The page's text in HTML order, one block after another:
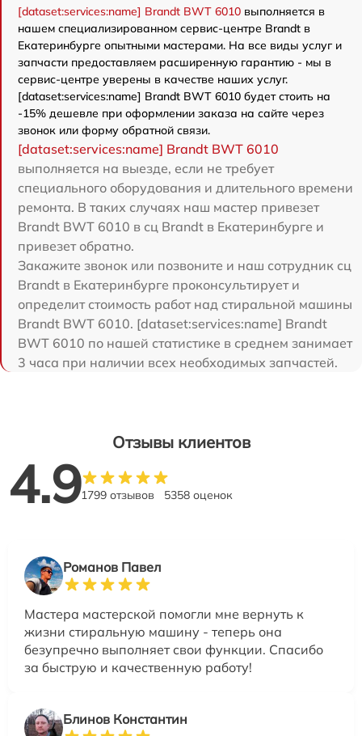
[dataset:services:name] Brandt BWT 6010 выполняется в
нашем специализированном сервис-центре Brandt в
Екатеринбурге опытными мастерами. На все виды услуг и
запчасти предоставляем расширенную гарантию - мы в
сервис-центре уверены в качестве наших услуг.
[dataset:services:name] Brandt BWT 6010 будет стоить на
-15% дешевле при оформлении заказа на сайте через
звонок или форму обратной связи.
[dataset:services:name] Brandt BWT 6010
выполняется на выезде, если не требует
специального оборудования и длительного времени
ремонта. В таких случаях наш мастер привезет
Brandt BWT 6010 в сц Brandt в Екатеринбурге и
привезет обратно.
Закажите звонок или позвоните и наш сотрудник сц
Brandt в Екатеринбурге проконсультирует и
определит стоимость работ над стиральной машины
Brandt BWT 6010. [dataset:services:name] Brandt
BWT 6010 по нашей статистике в среднем занимает
3 часа при наличии всех необходимых запчастей.
Отзывы клиентов
4.91799 отзывов 5358 оценок
Романов Павел
Мастера мастерской помогли мне вернуть к
жизни стиральную машину - теперь она
безупречно выполняет свои функции. Спасибо
за быструю и качественную работу!
Блинов Константин